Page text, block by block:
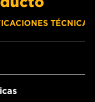
TÉCNICAS